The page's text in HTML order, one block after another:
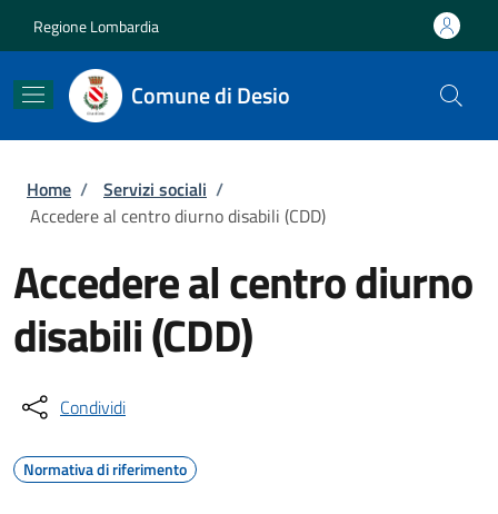
Regione Lombardia
Comune di Desio
Briciole di pane
Home / Servizi sociali /
Accedere al centro diurno disabili (CDD)
Accedere al centro diurno
disabili (CDD)
Condividi
Normativa di riferimento